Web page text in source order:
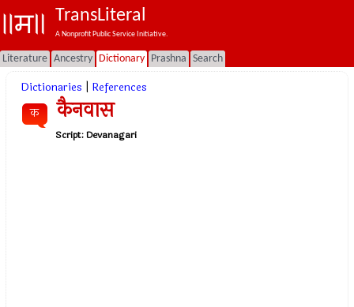
TransLiteral
A Nonprofit Public Service Initiative.
Literature Ancestry Dictionary Prashna Search
Dictionaries References
क कैनवास
Script:Devanagari